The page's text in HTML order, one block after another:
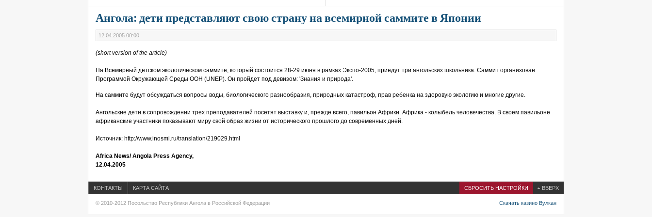
Ангола: дети представляют свою страну на всемирной саммите в Японии
12.04.2005 00:00
(short version of the article)
На Всемирный детском экологическом саммите, который состоится 28-29 июня в рамках Экспо-2005, приедут три ангольских школьника. Саммит организован
Программой Окружающей Среды ООН (UNEP). Он пройдет под девизом: 'Знания и природа'.
На саммите будут обсуждаться вопросы воды, биологического разнообразия, природных катастроф, прав ребенка на здоровую экологию и многие другие.
Ангольские дети в сопровождении трех преподавателей посетят выставку и, прежде всего, павильон Африки. Африка - колыбель человечества. В своем павильоне
африканские участники показывают миру свой образ жизни от исторического прошлого до современных дней.
Источник: http://www.inosmi.ru/translation/219029.html
Africa News/ Angola Press Agency,
12.04.2005
КОНТАКТЫ КАРТА САЙТА СБРОСИТЬ НАСТРОЙКИ ВВЕРХ
Скачать казино Вулкан
© 2010-2012 Посольство Республики Ангола в Российской Федерации